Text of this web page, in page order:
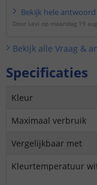
Bekijk hele antwoord
Door Levi op maandag 19
Bekijk alle Vraag &
Specificaties
Kleur
Maximaal verbruik
Vergelijkbaar met
Kleurtemperatuur